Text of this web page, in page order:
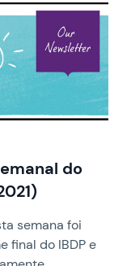
do
semana foi
final do IBDP e